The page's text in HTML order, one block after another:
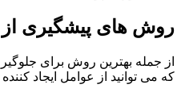
روش های پیشگیری از
از جمله بهترین روش برای
که می توانید از عوامل ایجاد